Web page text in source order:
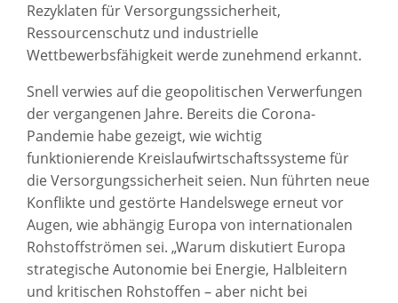
Rezyklaten für Versorgungssicherheit,
Ressourcenschutz und industrielle
Wettbewerbsfähigkeit werde zunehmend erkannt.
Snell verwies auf die geopolitischen Verwerfungen
der vergangenen Jahre. Bereits die Corona-
Pandemie habe gezeigt, wie wichtig
funktionierende Kreislaufwirtschaftssysteme für
die Versorgungssicherheit seien. Nun führten neue
Konflikte und gestörte Handelswege erneut vor
Augen, wie abhängig Europa von internationalen
Rohstoffströmen sei. „Warum diskutiert Europa
strategische Autonomie bei Energie, Halbleitern
und kritischen Rohstoffen – aber nicht bei